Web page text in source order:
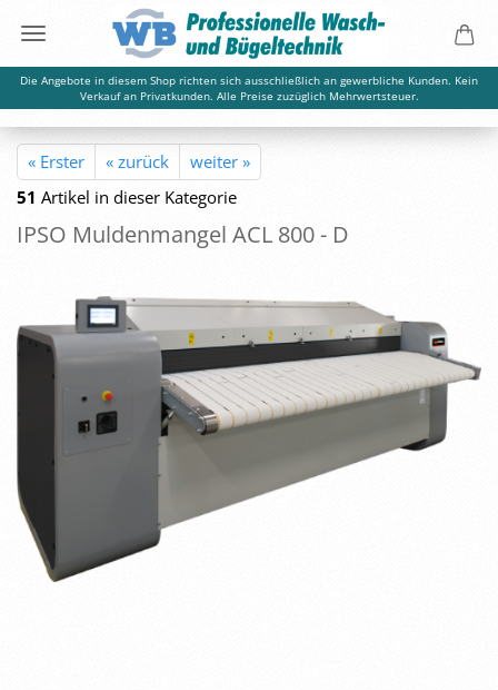
Die Angebote in diesem Shop richten sich ausschließlich an gewerbliche Kunden. Kein
Verkauf an Privatkunden. Alle Preise zuzüglich Mehrwertsteuer.
« Erster « zurück
weiter »
51 Artikel in dieser Kategorie
IPSO Mul­den­man­gel ACL 800 - D